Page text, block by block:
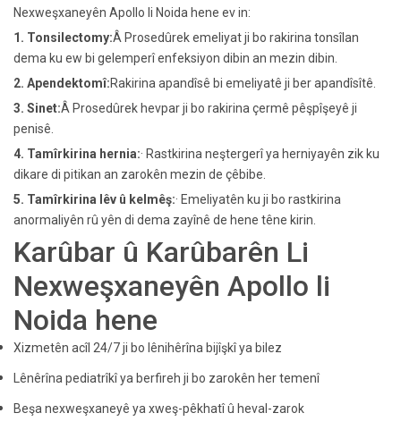
Nexweşxaneyên Apollo li Noida hene ev in:
1. Tonsilectomy:Â Prosedûrek emeliyat ji bo rakirina tonsîlan
dema ku ew bi gelemperî enfeksiyon dibin an mezin dibin.
2. Apendektomî:Rakirina apandîsê bi emeliyatê ji ber apandîsîtê.
3. Sinet:Â Prosedûrek hevpar ji bo rakirina çermê pêşpîşeyê ji
penisê.
4. Tamîrkirina hernia:· Rastkirina neştergerî ya herniyayên zik ku
dikare di pitikan an zarokên mezin de çêbibe.
5. Tamîrkirina lêv û kelmêş:· Emeliyatên ku ji bo rastkirina
anormaliyên rû yên di dema zayînê de hene têne kirin.
Karûbar û Karûbarên Li
Nexweşxaneyên Apollo li
Noida hene
Xizmetên acîl 24/7 ji bo lênihêrîna bijîşkî ya bilez
Lênêrîna pediatrîkî ya berfireh ji bo zarokên her temenî
Beşa nexweşxaneyê ya xweş-pêkhatî û heval-zarok